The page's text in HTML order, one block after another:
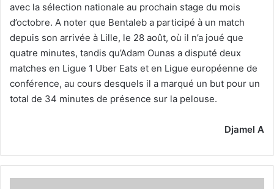
avec la sélection nationale au prochain stage du mois
d’octobre. A noter que Bentaleb a participé à un match
depuis son arrivée à Lille, le 28 août, où il n’a joué que
quatre minutes, tandis qu’Adam Ounas a disputé deux
matches en Ligue 1 Uber Eats et en Ligue européenne de
conférence, au cours desquels il a marqué un but pour un
total de 34 minutes de présence sur la pelouse.
Djamel A